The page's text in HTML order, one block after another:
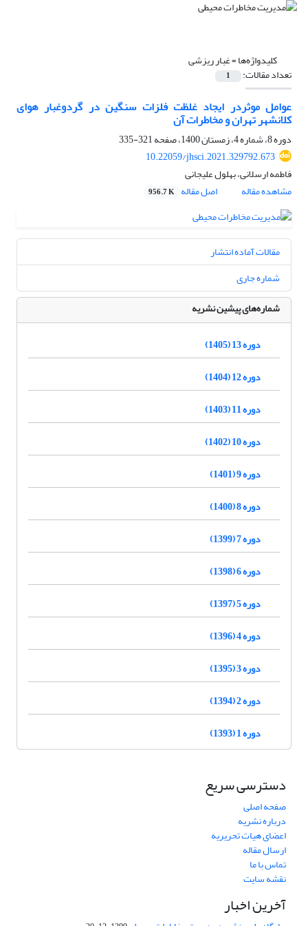
کلیدواژه‌ها =غبار ریزشی
تعداد مقالات: 1
عوامل موثردر ایجاد غلظت فلزات سنگین در گردوغبار هوای
کلانشهر تهران و مخاطرات آن
دوره 8، شماره 4، زمستان 1400، صفحه
321-335
10.22059/jhsci.2021.329792.673
فاطمه ارسلانی، بهلول علیجانی
مشاهده مقاله
اصل مقاله 956.7 K
مقالات آماده انتشار
شماره جاری
شماره‌های پیشین نشریه
دوره 13 (1405)
دوره 12 (1404)
دوره 11 (1403)
دوره 10 (1402)
دوره 9 (1401)
دوره 8 (1400)
دوره 7 (1399)
دوره 6 (1398)
دوره 5 (1397)
دوره 4 (1396)
دوره 3 (1395)
دوره 2 (1394)
دوره 1 (1393)
دسترسی سریع
صفحه اصلی
درباره نشریه
اعضای هیات تحریریه
ارسال مقاله
تماس با ما
نقشه سایت
آخرین اخبار